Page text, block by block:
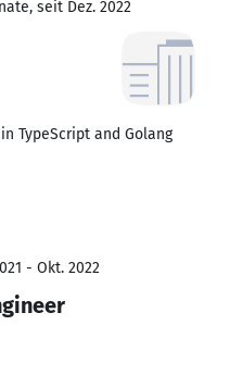
seit Dez. 2022
TypeScript and Golang
- Okt. 2022